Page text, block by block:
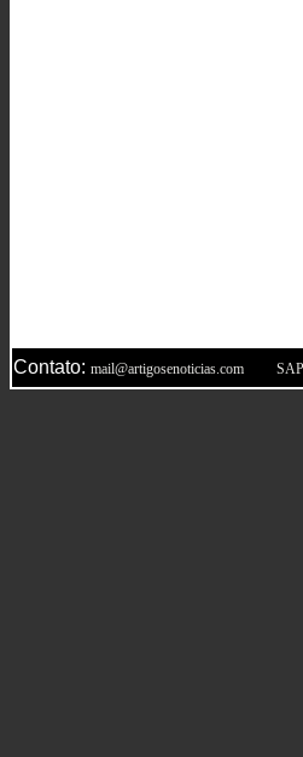
Contato: mail@artigosenoticias.com